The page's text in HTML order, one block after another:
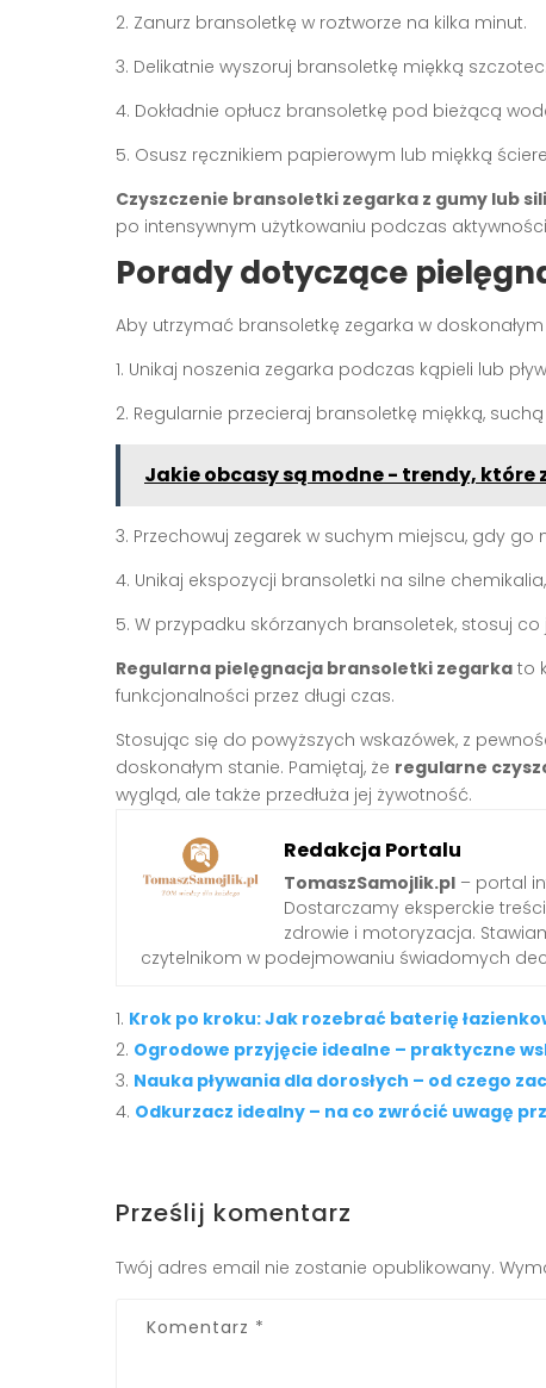
2. Zanurz bransoletkę w roztworze na kilka minut.
3. Delikatnie wyszoruj bransoletkę miękką
4. Dokładnie opłucz bransoletkę pod bieżącą
5. Osusz ręcznikiem papierowym lub miękką
Czyszczenie bransoletki zegarka z gumy lub
po intensywnym użytkowaniu podczas
Porady dotyczące
Aby utrzymać bransoletkę zegarka w
1. Unikaj noszenia zegarka podczas kąpieli lub
2. Regularnie przecieraj bransoletkę miękką,
Jakie obcasy są modne - trendy, które
3. Przechowuj zegarek w suchym miejscu, gdy go
4. Unikaj ekspozycji bransoletki na silne
5. W przypadku skórzanych bransoletek, stosuj
Regularna pielęgnacja bransoletki zegarka to
funkcjonalności przez długi czas.
Stosując się do powyższych wskazówek, z
doskonałym stanie. Pamiętaj, że regularne
wygląd, ale także przedłuża jej żywotność.
Redakcja Portalu
TomaszSamojlik.pl – portal
Dostarczamy eksperckie
zdrowie i motoryzacja.
czytelnikom w podejmowaniu świadomych
Krok po kroku: Jak rozebrać baterię
Ogrodowe przyjęcie idealne – praktyczne
Nauka pływania dla dorosłych – od czego
Odkurzacz idealny – na co zwrócić uwagę
Prześlij komentarz
Twój adres email nie zostanie opublikowany.